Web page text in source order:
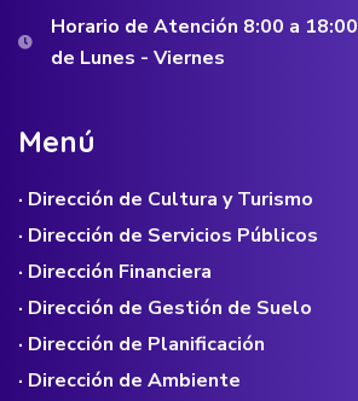
Horario de Atención 8:00 a 18:00
de Lunes - Viernes
Menú
· Dirección de Cultura y Turismo
· Dirección de Servicios Públicos
· Dirección Financiera
· Dirección de Gestión de Suelo
· Dirección de Planificación
· Dirección de Ambiente